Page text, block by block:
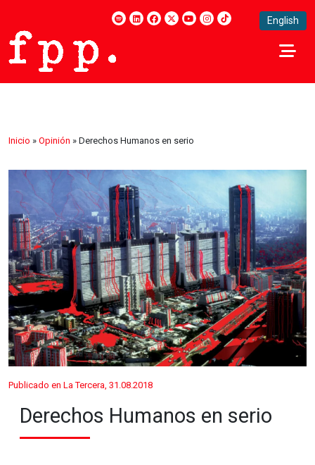
English
Inicio » Opinión » Derechos Humanos en serio
Publicado en La Tercera, 31.08.2018
Derechos Humanos en serio